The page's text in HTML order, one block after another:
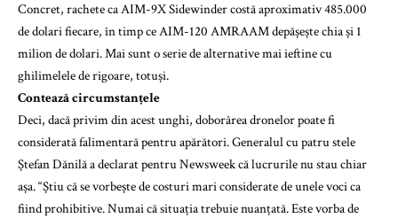
Concret, rachete ca AIM-9X Sidewinder costă aproximativ 485.000
de dolari fiecare, în timp ce AIM-120 AMRAAM depășește chia și 1
milion de dolari. Mai sunt o serie de alternative mai ieftine cu
ghilimelele de rigoare, totuși.
Contează circumstanțele
Deci, dacă privim din acest unghi, doborârea dronelor poate fi
considerată falimentară pentru apărători. Generalul cu patru stele
Ștefan Dănilă a declarat pentru Newsweek că lucrurile nu stau chiar
așa. “Știu că se vorbește de costuri mari considerate de unele voci ca
fiind prohibitive. Numai că situația trebuie nuanțată. Este vorba de